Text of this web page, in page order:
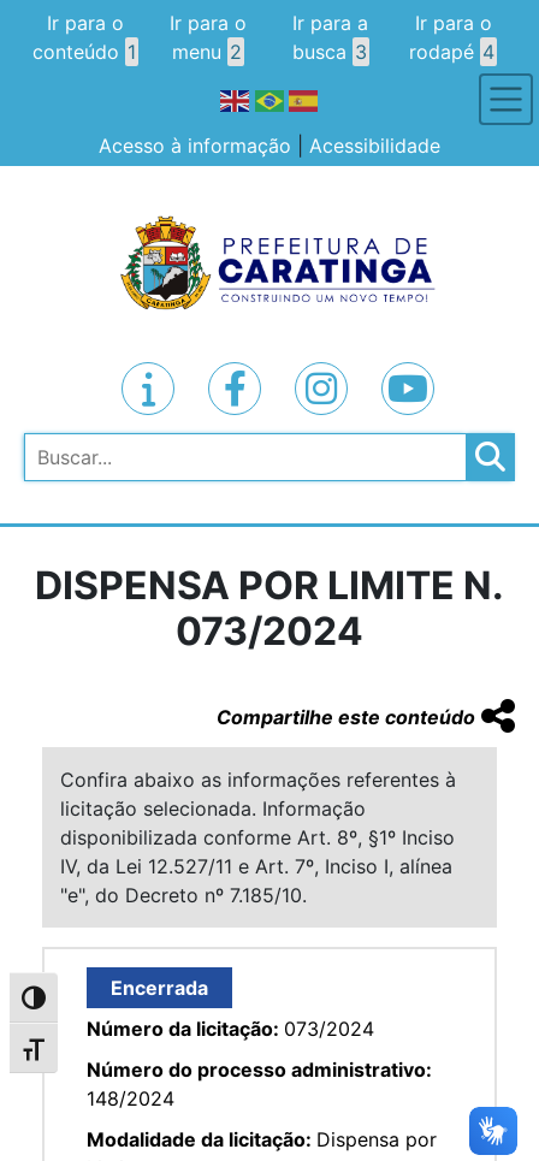
Alternar alto contraste
Alternar tamanho da fonte
Ir para o
conteúdo 1
Ir para o
menu 2
Ir para a
busca 3
Ir para o
rodapé 4
Acesso à informação Acessibilidade
Pesquisar
DISPENSA POR LIMITE N.
073/2024
Compartilhe este conteúdo
Confira abaixo as informações referentes à
licitação selecionada. Informação
disponibilizada conforme Art. 8º, §1º Inciso
IV, da Lei 12.527/11 e Art. 7º, Inciso I, alínea
"e", do Decreto nº 7.185/10.
Encerrada
Número da licitação: 073/2024
Número do processo administrativo:
148/2024
Modalidade da licitação: Dispensa por